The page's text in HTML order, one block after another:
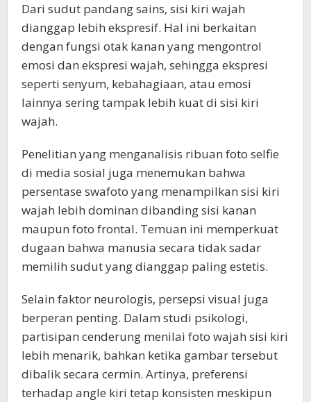
Dari sudut pandang sains, sisi kiri wajah
dianggap lebih ekspresif. Hal ini berkaitan
dengan fungsi otak kanan yang mengontrol
emosi dan ekspresi wajah, sehingga ekspresi
seperti senyum, kebahagiaan, atau emosi
lainnya sering tampak lebih kuat di sisi kiri
wajah.
Penelitian yang menganalisis ribuan foto selfie
di media sosial juga menemukan bahwa
persentase swafoto yang menampilkan sisi kiri
wajah lebih dominan dibanding sisi kanan
maupun foto frontal. Temuan ini memperkuat
dugaan bahwa manusia secara tidak sadar
memilih sudut yang dianggap paling estetis.
Selain faktor neurologis, persepsi visual juga
berperan penting. Dalam studi psikologi,
partisipan cenderung menilai foto wajah sisi kiri
lebih menarik, bahkan ketika gambar tersebut
dibalik secara cermin. Artinya, preferensi
terhadap angle kiri tetap konsisten meskipun